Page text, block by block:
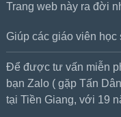
Trang web này ra đời
Giúp các giáo viên
Để được tư vấn miễn
bạn Zalo ( gặp Tấn
tại Tiền Giang, với 19